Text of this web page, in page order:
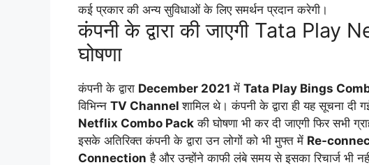
कई प्रकार की अन्य सुविधाओं के लिए समर्थन प्रदान करेगी।
कंपनी के द्वारा की जाएगी Tata
घोषणा
कंपनी के द्वारा December 2021 में Tata Play Bings
विभिन्न TV Channelशामिल थे। कंपनी के द्वारा ही यह सूचना
Netflix Combo Pack की घोषणा भी कर दी जाएगी फिर सभी
इसके अतिरिक्त कंपनी के द्वारा उन लोगों को भी मुफ्त में Re-
Connection है और उन्होंने काफी लंबे समय से इसका रिचार्ज भी